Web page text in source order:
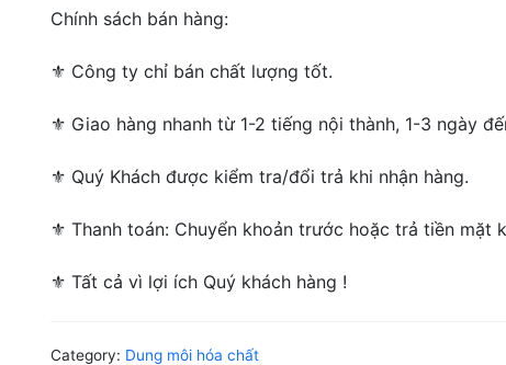
Chính sách bán hàng:
⚜ ️Công ty chỉ bán chất lượng tốt.
⚜ Giao hàng nhanh từ 1-2 tiếng nội thành, 1-3 ngày
⚜ Quý Khách được kiểm tra/đổi trả khi nhận hàng.
⚜ Thanh toán: Chuyển khoản trước hoặc trả tiền mặt
⚜ Tất cả vì lợi ích Quý khách hàng !
Category: Dung môi hóa chất